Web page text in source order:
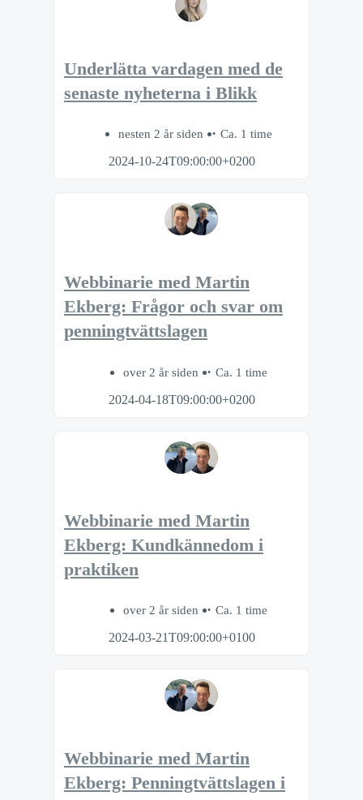
Underlätta vardagen med de
senaste nyheterna i Blikk
nesten 2 år siden
Ca. 1 time
2024-10-24T09:00:00+0200
Webbinarie med Martin
Ekberg: Frågor och svar om
penningtvättslagen
over 2 år siden
Ca. 1 time
2024-04-18T09:00:00+0200
Webbinarie med Martin
Ekberg: Kundkännedom i
praktiken
over 2 år siden
Ca. 1 time
2024-03-21T09:00:00+0100
Webbinarie med Martin
Ekberg: Penningtvättslagen i